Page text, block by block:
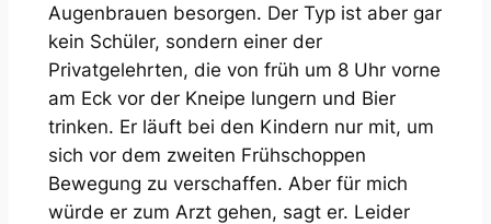
Augenbrauen besorgen. Der Typ ist aber gar
kein Schüler, sondern einer der
Privatgelehrten, die von früh um 8 Uhr vorne
am Eck vor der Kneipe lungern und Bier
trinken. Er läuft bei den Kindern nur mit, um
sich vor dem zweiten Frühschoppen
Bewegung zu verschaffen. Aber für mich
würde er zum Arzt gehen, sagt er. Leider